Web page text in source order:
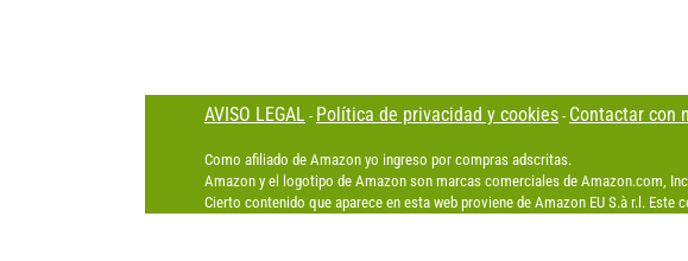
AVISO LEGAL - Política de privacidad y cookies - Contactar con
Como afiliado de Amazon yo ingreso por compras adscritas.
Amazon y el logotipo de Amazon son marcas comerciales de Amazon.com,
Cierto contenido que aparece en esta web proviene de Amazon EU S.à r.l.